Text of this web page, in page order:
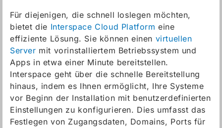
Für diejenigen, die schnell loslegen möchten,
bietet die Interspace Cloud Platform eine
effiziente Lösung. Sie können einen virtuellen
Server mit vorinstalliertem Betriebssystem und
Apps in etwa einer Minute bereitstellen.
Interspace geht über die schnelle Bereitstellung
hinaus, indem es Ihnen ermöglicht, Ihre Systeme
vor Beginn der Installation mit benutzerdefinierten
Einstellungen zu konfigurieren. Dies umfasst das
Festlegen von Zugangsdaten, Domains, Ports für